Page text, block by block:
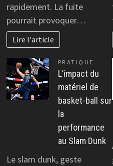
rapidement. La fuite
pourrait provoquer…
Lire l'article
PRATIQUE
L’impact du
matériel de
basket-ball sur
la
performance
au Slam Dunk
Le slam dunk, geste